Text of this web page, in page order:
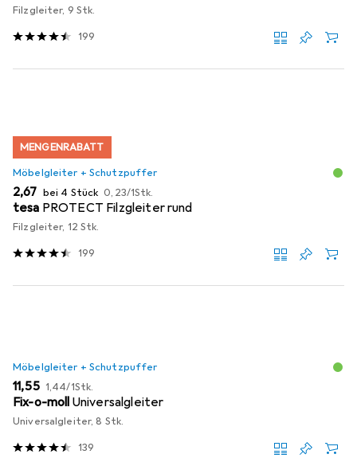
Filzgleiter, 9 Stk.
199
MENGENRABATT
Möbelgleiter + Schutzpuffer
EUR
2,67 bei 4 Stück EUR
0,23/1Stk.
tesa PROTECT Filzgleiter rund
Filzgleiter, 12 Stk.
199
Möbelgleiter + Schutzpuffer
EUR
11,55 EUR
1,44/1Stk.
Fix-o-moll Universalgleiter
Universalgleiter, 8 Stk.
139